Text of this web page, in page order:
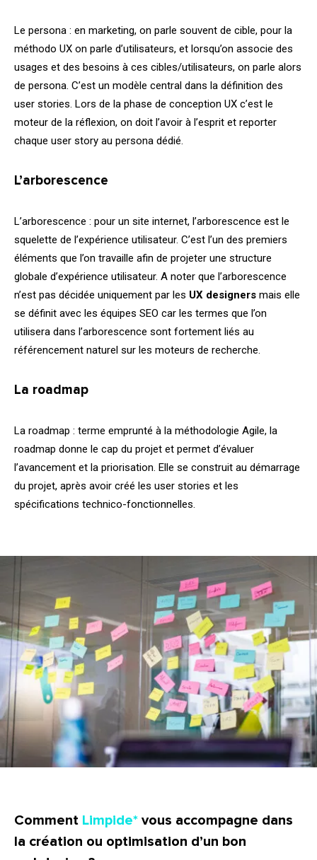
Le persona : en marketing, on parle souvent de cible, pour la
méthodo UX on parle d’utilisateurs, et lorsqu’on associe des
usages et des besoins à ces cibles/utilisateurs, on parle alors
de persona. C’est un modèle central dans la définition des
user stories. Lors de la phase de conception UX c’est le
moteur de la réflexion, on doit l’avoir à l’esprit et reporter
chaque user story au persona dédié.
L’arborescence
L’arborescence : pour un site internet, l’arborescence est le
squelette de l’expérience utilisateur. C’est l’un des premiers
éléments que l’on travaille afin de projeter une structure
globale d’expérience utilisateur. A noter que l’arborescence
n’est pas décidée uniquement par les UX designers mais elle
se définit avec les équipes SEO car les termes que l’on
utilisera dans l’arborescence sont fortement liés au
référencement naturel sur les moteurs de recherche.
La roadmap
La roadmap : terme emprunté à la méthodologie Agile, la
roadmap donne le cap du projet et permet d’évaluer
l’avancement et la priorisation. Elle se construit au démarrage
du projet, après avoir créé les user stories et les
spécifications technico-fonctionnelles.
Comment Limpide vous accompagne dans
la création ou optimisation d’un bon